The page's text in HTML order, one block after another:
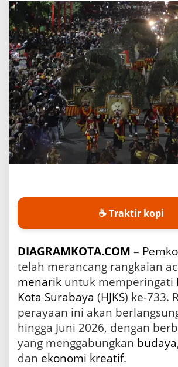
H
J
K
2
0
2
6
:
K
e
m
e
r
i
a
n
a
g
M
e
n
g
h
d
i
☕ Traktir kopi
DIAGRAMKOTA.COM –
telah merancang rangkaian
menarik untuk memperingati
Kota Surabaya (HJKS) ke-733.
perayaan ini akan
hingga Juni 2026, dengan
yang menggabungkan budaya
dan ekonomi kreatif.